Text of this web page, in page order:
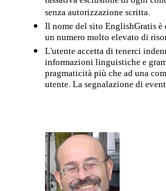
senza autorizzazione scritta.
Il nome del sito EnglishGratis
un numero molto elevato di
L'utente accetta di tenerci
informazioni linguistiche e
pragmaticità più che ad una
utente. La segnalazione di